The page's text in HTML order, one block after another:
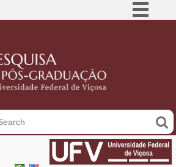
Participe
Acesso à informação
Legislação